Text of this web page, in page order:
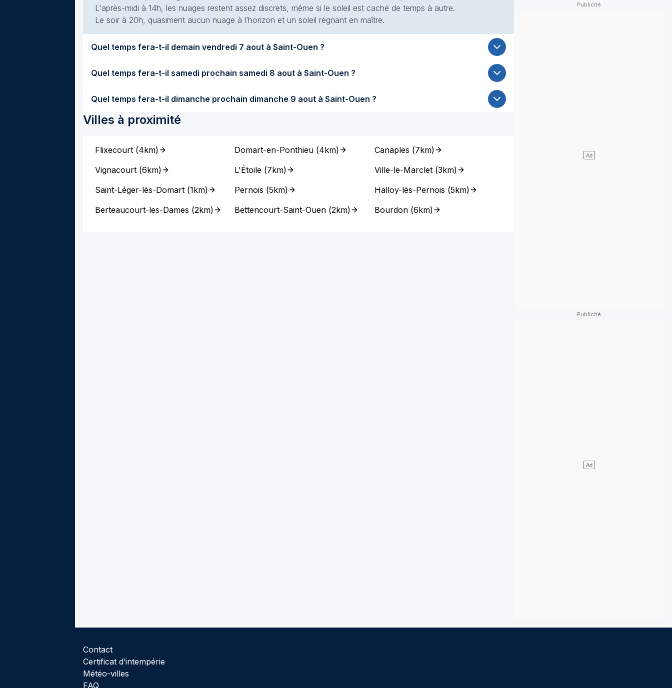
L'après-midi à 14h, les nuages restent assez discrets, même si le soleil est caché de temps à autre.
Le soir à 20h, quasiment aucun nuage à l’horizon et un soleil régnant en maître.
Quel temps fera-t-il demain vendredi 7 aout à Saint-Ouen ?
Quel temps fera-t-il samedi prochain samedi 8 aout à Saint-Ouen ?
Quel temps fera-t-il dimanche prochain dimanche 9 aout à Saint-Ouen ?
Villes à proximité
Flixecourt (4km)
Vignacourt (6km)
Saint-Léger-lès-Domart (1km)
Berteaucourt-les-Dames (2km)
Domart-en-Ponthieu (4km)
L'Étoile (7km)
Pernois (5km)
Bettencourt-Saint-Ouen (2km)
Canaples (7km)
Ville-le-Marclet(3km)
Halloy-lès-Pernois (5km)
Bourdon(6km)
Contact
Certificat d’intempérie
Météo-villes
FAQ